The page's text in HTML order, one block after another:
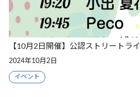
【10月2日開催】公認ストリートライ
2024年10月2日
イベント